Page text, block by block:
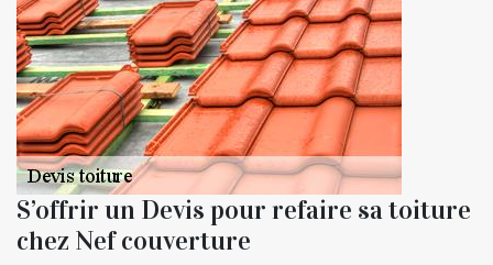
S’offrir un Devis pour refaire sa toiture
chez Nef couverture